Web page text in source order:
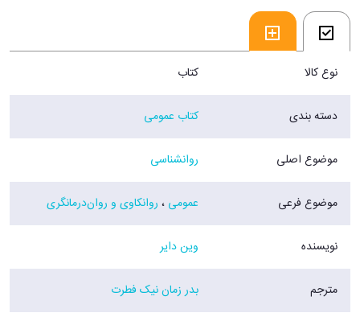
نوع کالا کتاب
دسته بندی کتاب عمومی
موضوع اصلی روانشناسی
موضوع فرعی عمومی ، روانکاوی و روان‌درمانگری
نویسنده وین دایر
مترجم بدر زمان نیک فطرت